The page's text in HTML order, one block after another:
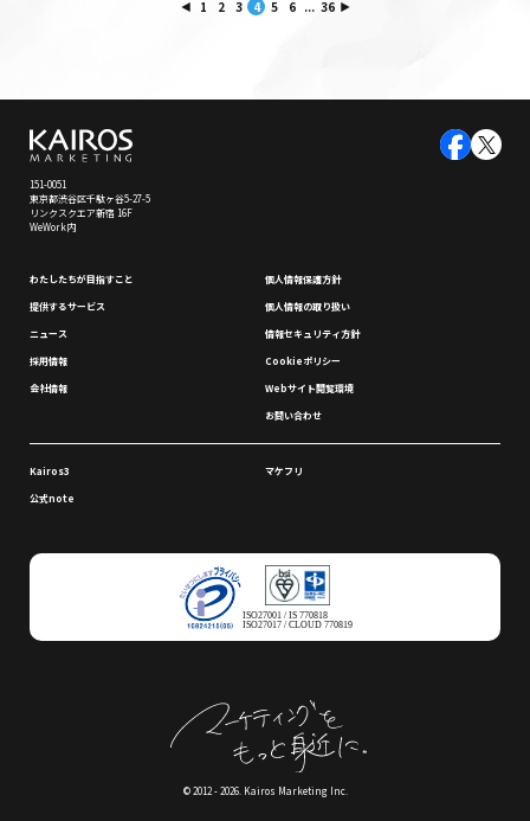
1 2 3 4 5 6 ... 36
151-0051
東京都渋谷区千駄ヶ谷5-27-5
リンクスクエア新宿 16F
WeWork内
わたしたちが⽬指すこと
提供するサービス
ニュース
採⽤情報
会社情報
個⼈情報保護⽅針
個⼈情報の取り扱い
情報セキュリティ⽅針
Cookieポリシー
Webサイト閲覧環境
お問い合わせ
Kairos3 マケフリ
公式note
ISO27001 / IS 770818
ISO27017 / CLOUD 770819
© 2012 - 2026. Kairos Marketing Inc.